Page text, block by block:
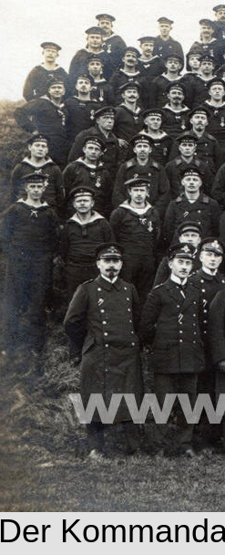
Der